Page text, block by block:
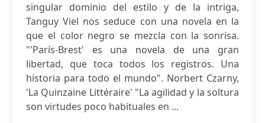
singular dominio del estilo y de la intriga,
Tanguy Viel nos seduce con una novela en la
que el color negro se mezcla con la sonrisa.
"'París-Brest' es una novela de una gran
libertad, que toca todos los registros. Una
historia para todo el mundo". Norbert Czarny,
'La Quinzaine Littéraire' "La agilidad y la soltura
son virtudes poco habituales en ...